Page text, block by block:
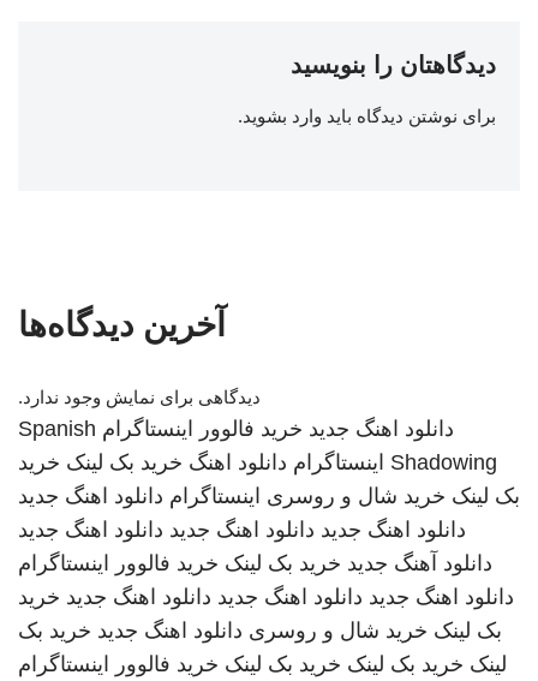
دیدگاهتان را بنویسید
برای نوشتن دیدگاه باید وارد بشوید.
آخرین دیدگاه‌ها
دیدگاهی برای نمایش وجود ندارد.
دانلود اهنگ جدید خرید فالوور اینستاگرام Spanish
Shadowing اینستاگرام دانلود اهنگ خرید بک لینک خرید
بک لینک خرید شال و روسری اینستاگرام دانلود اهنگ جدید
دانلود اهنگ جدید دانلود اهنگ جدید دانلود اهنگ جدید
دانلود آهنگ جدید خرید بک لینک خرید فالوور اینستاگرام
دانلود اهنگ جدید دانلود اهنگ جدید دانلود اهنگ جدید خرید
بک لینک خرید شال و روسری دانلود اهنگ جدید خرید بک
لینک خرید بک لینک خرید بک لینک خرید فالوور اینستاگرام